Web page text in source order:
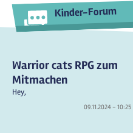
Kinder-Forum
Warrior cats RPG zum
Mitmachen
Hey,
09.11.2024 - 10:25